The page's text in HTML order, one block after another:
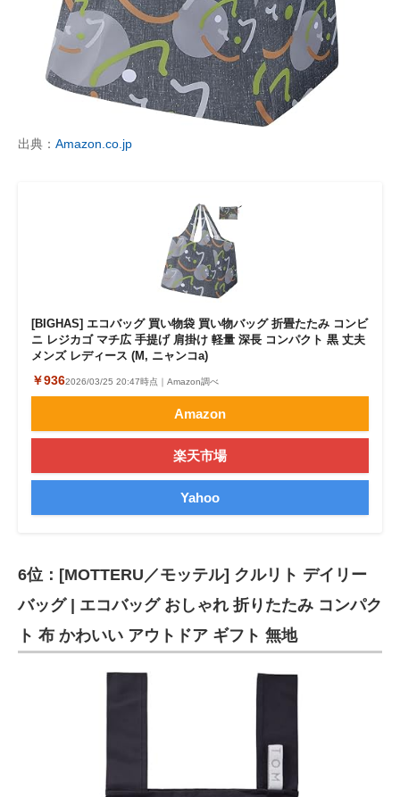
出典： Amazon.co.jp
[BIGHAS] エコバッグ 買い物袋 買い物バッグ 折畳たたみ コンビ
ニ レジカゴ マチ広 手提げ 肩掛け 軽量 深長 コンパクト 黒 丈夫
メンズ レディース (M, ニャンコa)
￥9362026/03/25 20:47時点｜Amazon調べ
Amazon
楽天市場
Yahoo
6位：[MOTTERU／モッテル] クルリト デイリー
バッグ | エコバッグ おしゃれ 折りたたみ コンパク
ト 布 かわいい アウトドア ギフト 無地